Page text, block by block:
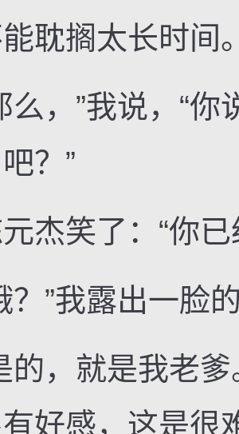
耽搁太长时间
，”我说，“你
？”
笑了：“你已
”我露出一脸
，就是我老爹
好感，这是很